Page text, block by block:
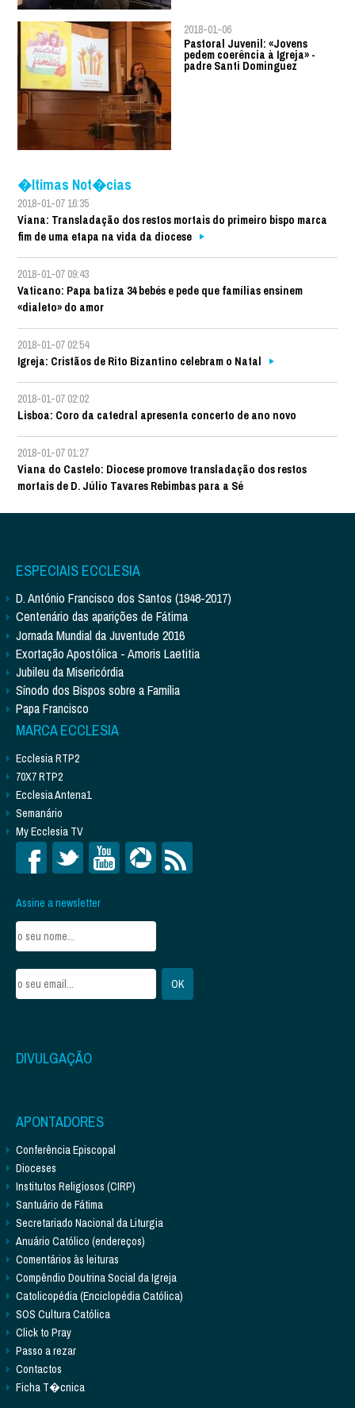
2018-01-06
Pastoral Juvenil: «Jovens
pedem coerência à Igreja» -
padre Santi Dominguez
�ltimas Not�cias
2018-01-07 16:35
Viana: Transladação dos restos mortais do primeiro bispo marca
fim de uma etapa na vida da diocese
2018-01-07 09:43
Vaticano: Papa batiza 34 bebés e pede que famílias ensinem
«dialeto» do amor
2018-01-07 02:54
Igreja: Cristãos de Rito Bizantino celebram o Natal
2018-01-07 02:02
Lisboa: Coro da catedral apresenta concerto de ano novo
2018-01-07 01:27
Viana do Castelo: Diocese promove transladação dos restos
mortais de D. Júlio Tavares Rebimbas para a Sé
ESPECIAIS ECCLESIA
D. António Francisco dos Santos (1948-2017)
Centenário das aparições de Fátima
Jornada Mundial da Juventude 2016
Exortação Apostólica - Amoris Laetitia
Jubileu da Misericórdia
Sínodo dos Bispos sobre a Família
Papa Francisco
MARCA ECCLESIA
Ecclesia RTP2
70X7 RTP2
Ecclesia Antena1
Semanário
My Ecclesia TV
Assine a newsletter
DIVULGAÇÃO
APONTADORES
Conferência Episcopal
Dioceses
Institutos Religiosos (CIRP)
Santuário de Fátima
Secretariado Nacional da Liturgia
Anuário Católico (endereços)
Comentários às leituras
Compêndio Doutrina Social da Igreja
Catolicopédia (Enciclopédia Católica)
SOS Cultura Católica
Click to Pray
Passo a rezar
Contactos
Ficha T�cnica